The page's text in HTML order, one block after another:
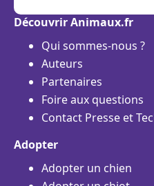
Découvrir Animaux.fr
Qui sommes-nous ?
Auteurs
Partenaires
Foire aux questions
Contact Presse et
Adopter
Adopter un chien